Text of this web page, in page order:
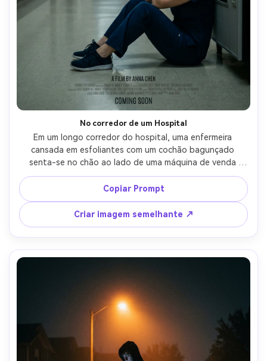
No corredor de um Hospital
Em um longo corredor do hospital, uma enfermeira
cansada em esfoliantes com um cochão bagunçado
senta-se no chão ao lado de uma máquina de venda
automática, luzes fluorescentes com deslizamento
humorístico, design de cartaz orientado por personagens
com grande espaço de título e texto de faturamento
sutil, Canon R6 Mark II, 35mm f/2, linhas de liderança
fortes, tom emocional, textura fotorealista da pele,
sombras naturais, alta resolução, sem logotipos-AR 4:5
Copiar Prompt
Criar imagem semelhante ↗